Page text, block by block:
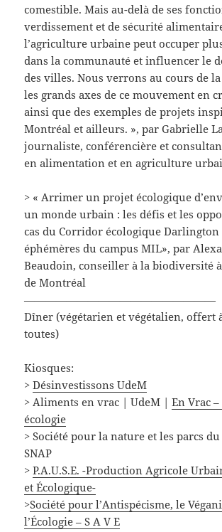
comestible. Mais au-delà de ses
verdissement et de sécurité
l’agriculture urbaine peut occuper
dans la communauté et influencer le
des villes. Nous verrons au cours de
les grands axes de ce mouvement en
ainsi que des exemples de projets
Montréal et ailleurs. », par Gabrielle
journaliste, conférencière et
en alimentation et en agriculture
> « Arrimer un projet écologique
un monde urbain : les défis et les
cas du Corridor écologique Darlington
éphémères du campus MIL», par
Beaudoin, conseiller à la biodiversité
de Montréal
——————————————————
Dîner (végétarien et végétalien, offert
toutes)
Kiosques:
>Désinvestissons UdeM
> Aliments en vrac | UdeM |En Vrac
écologie
> Société pour la nature et les parcs du
SNAP
>P.A.U.S.E. -Production Agricole
et Écologique-
>Société pour l’Antispécisme, le
l’Écologie – S A V E